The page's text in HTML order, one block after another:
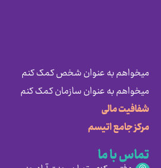
میخواهم به عنوان شخص کمک کنم
میخواهم به عنوان سازمان کمک کنم
شفافیت مالی
مرکز جامع اتیسم
تماس با ما